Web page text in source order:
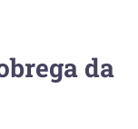
da